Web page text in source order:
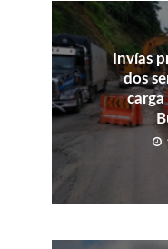
Invías
dos
carga